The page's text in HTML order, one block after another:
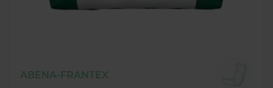
ABENA-FRANTEX